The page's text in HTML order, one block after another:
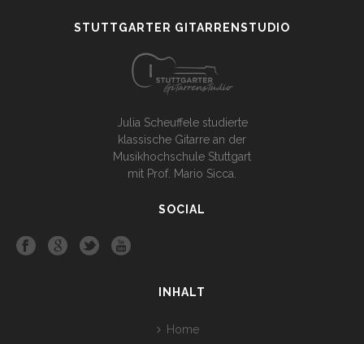
STUTTGARTER GITARRENSTUDIO
Julia Scheuffele studierte
klassische Gitarre an der
Musikhochschule Stuttgart
mit Prof. Mario Sicca.
SOCIAL
INHALT
Home